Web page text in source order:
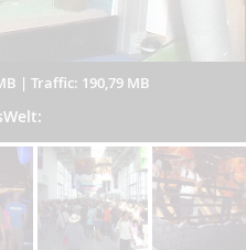
| Traffic: 190,79 MB